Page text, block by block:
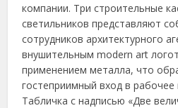
компании. Три строительные
светильников представляют
сотрудников архитектурного
внушительным modern art
применением металла, что
гостеприимный вход в рабочее
Табличка с надписью «Две